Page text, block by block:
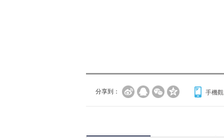
分享到： 手機